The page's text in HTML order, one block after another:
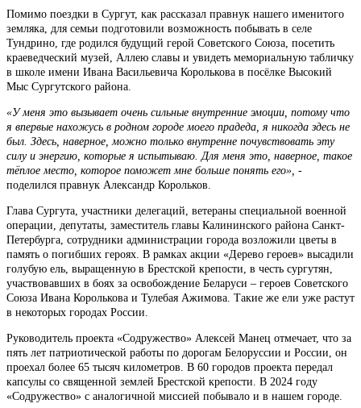
Помимо поездки в Сургут, как рассказал правнук нашего именитого
земляка, для семьи подготовили возможность побывать в селе
Тундрино, где родился будущий герой Советского Союза, посетить
краеведческий музей, Аллею славы и увидеть мемориальную табличку
в школе имени Ивана Васильевича Королькова в посёлке Высокий
Мыс Сургутского района.
«У меня это вызывает очень сильные внутренние эмоции, потому что
я впервые нахожусь в родном городе моего прадеда, я никогда здесь не
был. Здесь, наверное, можно только внутренне почувствовать эту
силу и энергию, которые я испытываю. Для меня это, наверное, такое
тёплое место, которое поможет мне больше понять его», -
поделился правнук Александр Корольков.
Глава Сургута, участники делегаций, ветераны специальной военной
операции, депутаты, заместитель главы Калининского района Санкт-
Петербурга, сотрудники администрации города возложили цветы в
память о погибших героях. В рамках акции «Дерево героев» высадили
голубую ель, выращенную в Брестской крепости, в честь сургутян,
участвовавших в боях за освобождение Беларуси – героев Советского
Союза Ивана Королькова и Тулебая Ажимова. Такие же ели уже растут
в некоторых городах России.
Руководитель проекта «Содружество» Алексей Манец отмечает, что за
пять лет патриотической работы по дорогам Белоруссии и России, он
проехал более 65 тысяч километров. В 60 городов проекта передал
капсулы со священной землей Брестской крепости. В 2024 году
«Содружество» с аналогичной миссией побывало и в нашем городе.